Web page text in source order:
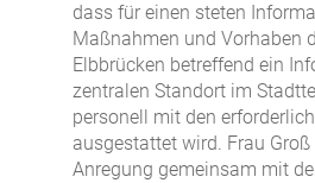
dass für einen steten
Maßnahmen und Vorhaben
Elbbrücken betreffend ein
zentralen Standort im
personell mit den
ausgestattet wird. Frau
Anregung gemeinsam mit